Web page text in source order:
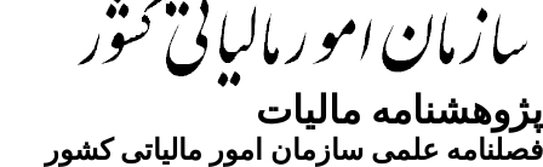
مالیات
علمی سازمان امور مالیاتی کشور